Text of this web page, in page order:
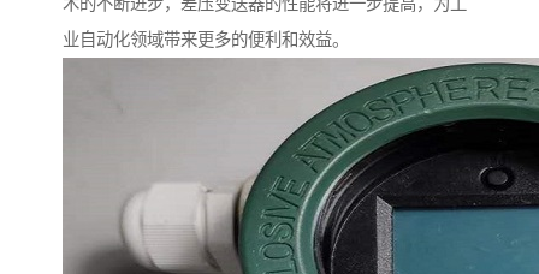
术的不断进步，差压变送器的性能将进一步提高，为工
业自动化领域带来更多的便利和效益。